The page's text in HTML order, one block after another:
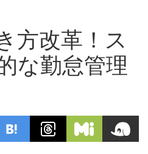
方改革！ス
な勤怠管理